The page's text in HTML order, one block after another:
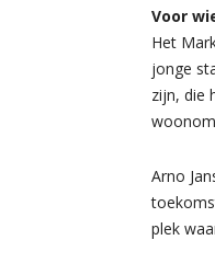
Voor
Het
jonge
zijn, die
Arno
plek